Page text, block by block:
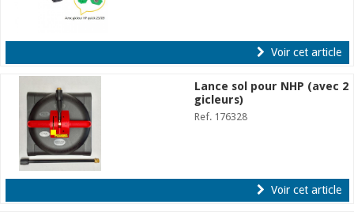
Voir cet article
Lance sol pour NHP (avec 2
gicleurs)
Ref. 176328
Voir cet article